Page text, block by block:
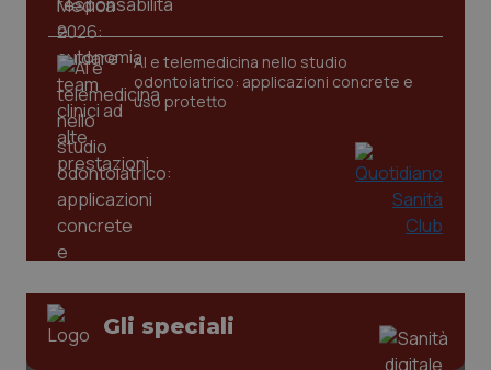
AI e telemedicina nello studio
odontoiatrico: applicazioni concrete e
uso protetto
Gli speciali
tracking-sites-ironfish-
tracking-enable
www.quotidianosanita.it
tracking-sites-ironfish-
session-id
www.quotidianosanita.it